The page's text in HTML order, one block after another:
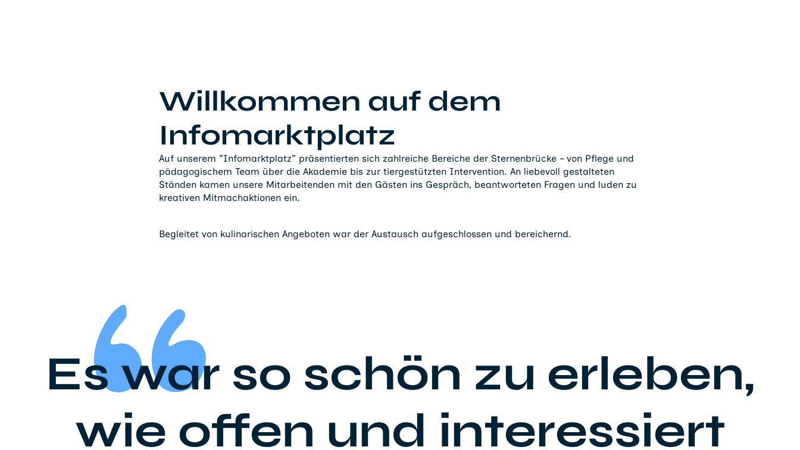
Willkommen auf dem
Infomarktplatz
Auf unserem "Infomarktplatz" präsentierten sich zahlreiche Bereiche der Sternenbrücke – von Pflege und
pädagogischem Team über die Akademie bis zur tiergestützten Intervention. An liebevoll gestalteten
Ständen kamen unsere Mitarbeitenden mit den Gästen ins Gespräch, beantworteten Fragen und luden zu
kreativen Mitmachaktionen ein.
Begleitet von kulinarischen Angeboten war der Austausch aufgeschlossen und bereichernd.
Es war so schön zu erleben,
wie offen und interessiert